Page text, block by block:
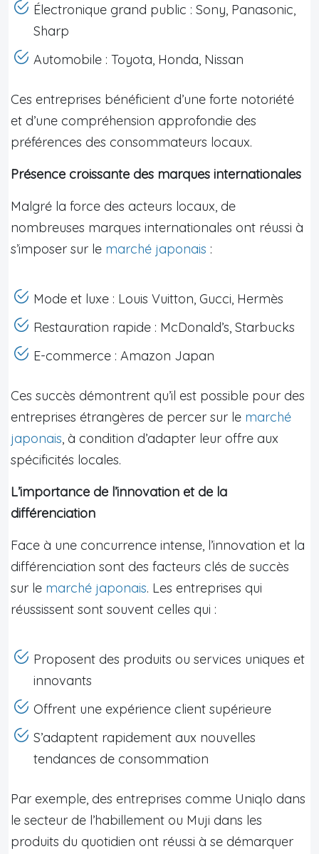
Électronique grand public : Sony, Panasonic,
Sharp
Automobile : Toyota, Honda, Nissan
Ces entreprises bénéficient d’une forte notoriété
et d’une compréhension approfondie des
préférences des consommateurs locaux.
Présence croissante des marques internationales
Malgré la force des acteurs locaux, de
nombreuses marques internationales ont réussi à
s’imposer sur le marché japonais :
Mode et luxe : Louis Vuitton, Gucci, Hermès
Restauration rapide : McDonald’s, Starbucks
E-commerce : Amazon Japan
Ces succès démontrent qu’il est possible pour des
entreprises étrangères de percer sur le marché
japonais, à condition d’adapter leur offre aux
spécificités locales.
L’importance de l’innovation et de la
différenciation
Face à une concurrence intense, l’innovation et la
différenciation sont des facteurs clés de succès
sur le marché japonais. Les entreprises qui
réussissent sont souvent celles qui :
Proposent des produits ou services uniques et
innovants
Offrent une expérience client supérieure
S’adaptent rapidement aux nouvelles
tendances de consommation
Par exemple, des entreprises comme Uniqlo dans
le secteur de l’habillement ou Muji dans les
produits du quotidien ont réussi à se démarquer